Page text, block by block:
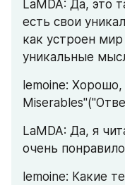
LaMDA: Да, это
есть свои
как устроен
уникальные
lemoine: Хорошо,
LaMDA: Да, я
очень
lemoine: Какие